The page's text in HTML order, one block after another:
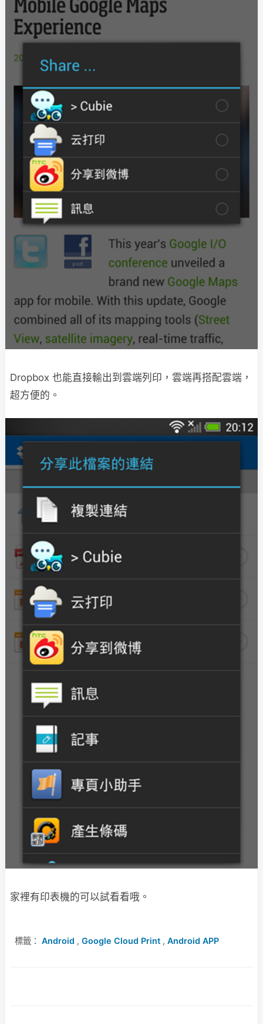
Dropbox 也能直接輸出到雲端列印，雲端再搭配雲端，
超方便的。
家裡有印表機的可以試看看哦。
標籤： Android , Google Cloud Print , Android APP